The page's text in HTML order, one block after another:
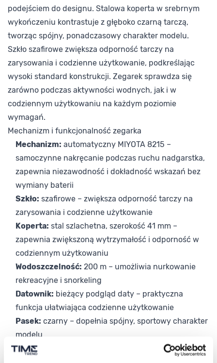
podejściem do designu. Stalowa koperta w srebrnym
wykończeniu kontrastuje z głęboko czarną tarczą,
tworząc spójny, ponadczasowy charakter modelu.
Szkło szafirowe zwiększa odporność tarczy na
zarysowania i codzienne użytkowanie, podkreślając
wysoki standard konstrukcji. Zegarek sprawdza się
zarówno podczas aktywności wodnych, jak i w
codziennym użytkowaniu na każdym poziomie
wymagań.
Mechanizm i funkcjonalność zegarka
Mechanizm: automatyczny MIYOTA 8215 –
samoczynne nakręcanie podczas ruchu nadgarstka,
zapewnia niezawodność i dokładność wskazań bez
wymiany baterii
Szkło: szafirowe – zwiększa odporność tarczy na
zarysowania i codzienne użytkowanie
Koperta: stal szlachetna, szerokość 41 mm –
zapewnia zwiększoną wytrzymałość i odporność w
codziennym użytkowaniu
Wodoszczelność: 200 m – umożliwia nurkowanie
rekreacyjne i snorkeling
Datownik: bieżący podgląd daty – praktyczna
funkcja ułatwiająca codzienne użytkowanie
Pasek: czarny – dopełnia spójny, sportowy charakter
modelu
Wybór dopasowany do Twojego stylu